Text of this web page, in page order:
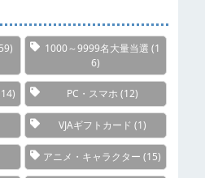
1000～9999名大量当選 (1
6)
PC・スマホ (12)
VJAギフトカード (1)
アニメ・キャラクター (15)